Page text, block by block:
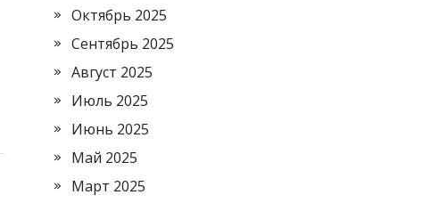
Октябрь 2025
Сентябрь 2025
Август 2025
Июль 2025
Июнь 2025
Май 2025
Март 2025